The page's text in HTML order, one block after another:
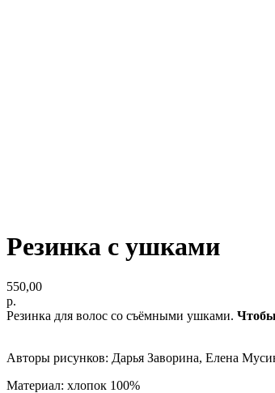
Резинка с ушками
550,00
р.
Резинка для волос со съёмными ушками.
Авторы рисунков: Дарья Заворина, Елена
Материал: хлопок 100%